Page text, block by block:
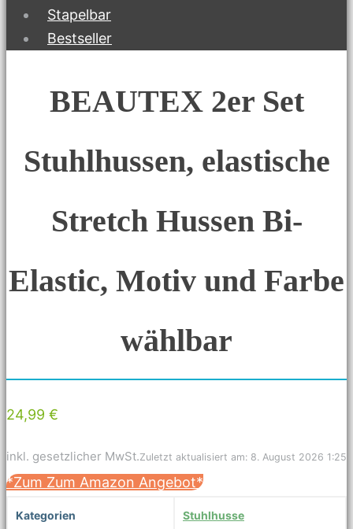
Stapelbar
Bestseller
BEAUTEX 2er Set
Stuhlhussen, elastische
Stretch Hussen Bi-
Elastic, Motiv und Farbe
wählbar
24,99 €
inkl. gesetzlicher MwSt.Zuletzt aktualisiert am: 8. August 2026 1:25
*Zum Zum Amazon Angebot*
Kategorien Stuhlhusse